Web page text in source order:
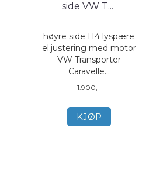
side VW T...
høyre side H4 lyspære
el.justering med motor
VW Transporter
Caravelle...
1.900,-
KJØP